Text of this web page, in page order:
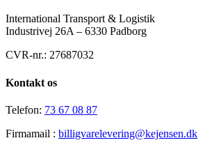
International Transport & Logistik
Industrivej 26A – 6330 Padborg
CVR-nr.: 27687032
Kontakt os
Telefon: 73 67 08 87
Firmamail : billigvarelevering@kejensen.dk